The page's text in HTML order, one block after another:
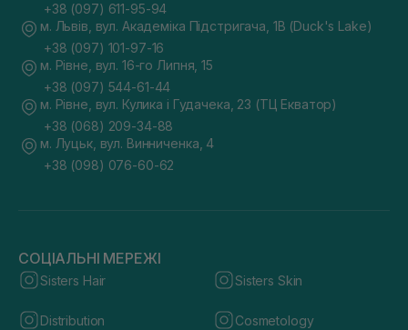
+38 (097) 611-95-94
м. Львів, вул. Академіка Підстригача, 1В (Duck's Lake)
+38 (097) 101-97-16
м. Рівне, вул. 16-го Липня, 15
+38 (097) 544-61-44
м. Рівне, вул. Кулика і Гудачека, 23 (ТЦ Екватор)
+38 (068) 209-34-88
м. Луцьк, вул. Винниченка, 4
+38 (098) 076-60-62
СОЦІАЛЬНІ МЕРЕЖІ
Sisters Hair Sisters Skin
Distribution Cosmetology